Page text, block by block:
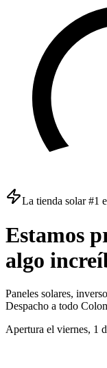
La tienda solar #1
Estamos
algo
Paneles solares,
Despacho a todo
Apertura el viernes, 1